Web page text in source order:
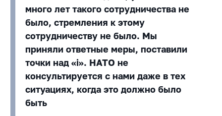
много лет такого сотрудничества не
было, стремления к этому
сотрудничеству не было. Мы
приняли ответные меры, поставили
точки над «i». НАТО не
консультируется с нами даже в тех
ситуациях, когда это должно было
быть